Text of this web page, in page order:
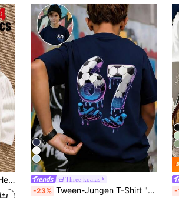
Shirt Three koalas
-23% Tween-Jungen T-Shirt "Six Seven" mit kreativem Fußball 67 Element Muster, geeignet Straße, Campus, Veranstaltungen, Alltag, modisches Sommer Top -